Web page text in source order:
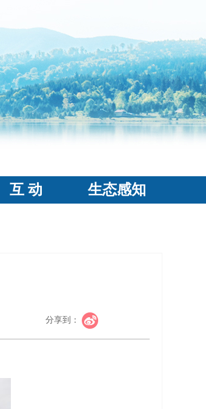
互 动 生态感知
分享到：